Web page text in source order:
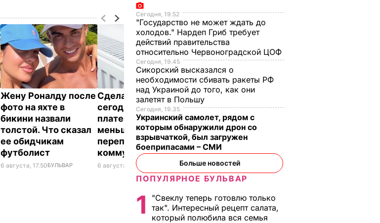
Жену Роналду после
фото на яхте в
бикини назвали
толстой. Что сказал
ее обидчикам
футболист
6 августа, 17.50БУЛЬВАР
Сделайте это
сегодня – и
платежки станут
меньше. Как не
переплачивать за
коммуналку
6 августа, 17.17
Почему Чарльз III на
самом деле
проигнорировал 45-
летие жены принца
Гарри и не поздравил
невестку
6 августа, 16.28
Сегодня, 19.52
"Государство не может ждать до
холодов." Нардеп Гриб требует
действий правительства
относительно Червоноградской ЦОФ
Сегодня, 19.45
Сикорский высказался о
необходимости сбивать ракеты РФ
над Украиной до того, как они
залетят в Польшу
Сегодня, 19.35
Украинский самолет, рядом с
которым обнаружили дрон со
взрывчаткой, был загружен
боеприпасами – СМИ
Больше новостей
ПОПУЛЯРНОЕ БУЛЬВАР
1
"Свеклу теперь готовлю только
так". Интересный рецепт салата,
который полюбила вся семья